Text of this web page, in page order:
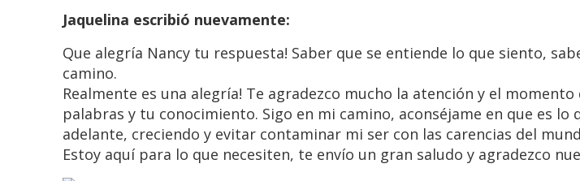
Jaquelina escribió nuevamente:
Que alegría Nancy tu respuesta! Saber que se entiende lo que siento,
camino.
Realmente es una alegría! Te agradezco mucho la atención y el
palabras y tu conocimiento. Sigo en mi camino, aconséjame en que es lo
adelante, creciendo y evitar contaminar mi ser con las carencias del
Estoy aquí para lo que necesiten, te envío un gran saludo y agradezco